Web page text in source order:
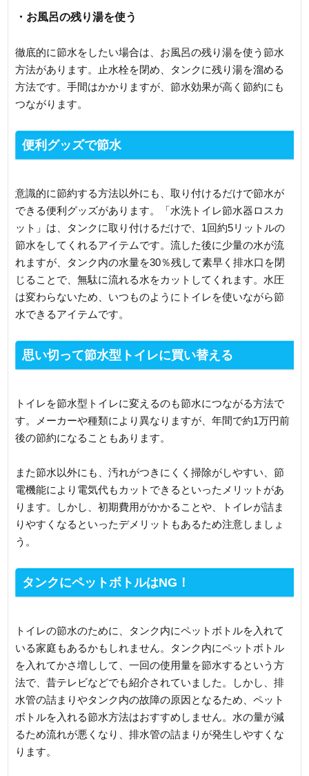
・お風呂の残り湯を使う
徹底的に節水をしたい場合は、お風呂の残り湯を使う節水
方法があります。止水栓を閉め、タンクに残り湯を溜める
方法です。手間はかかりますが、節水効果が高く節約にも
つながります。
便利グッズで節水
意識的に節約する方法以外にも、取り付けるだけで節水が
できる便利グッズがあります。「水洗トイレ節水器ロスカ
ット」は、タンクに取り付けるだけで、1回約5リットルの
節水をしてくれるアイテムです。流した後に少量の水が流
れますが、タンク内の水量を30％残して素早く排水口を閉
じることで、無駄に流れる水をカットしてくれます。水圧
は変わらないため、いつものようにトイレを使いながら節
水できるアイテムです。
思い切って節水型トイレに買い替える
トイレを節水型トイレに変えるのも節水につながる方法で
す。メーカーや種類により異なりますが、年間で約1万円前
後の節約になることもあります。
また節水以外にも、汚れがつきにくく掃除がしやすい、節
電機能により電気代もカットできるといったメリットがあ
ります。しかし、初期費用がかかることや、トイレが詰ま
りやすくなるといったデメリットもあるため注意しましょ
う。
タンクにペットボトルはNG！
トイレの節水のために、タンク内にペットボトルを入れて
いる家庭もあるかもしれません。タンク内にペットボトル
を入れてかさ増しして、一回の使用量を節水するという方
法で、昔テレビなどでも紹介されていました。しかし、排
水管の詰まりやタンク内の故障の原因となるため、ペット
ボトルを入れる節水方法はおすすめしません。水の量が減
るため流れが悪くなり、排水管の詰まりが発生しやすくな
ります。